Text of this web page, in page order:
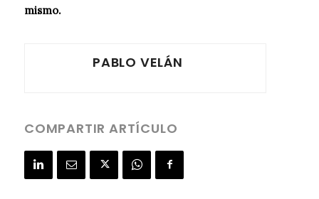
mismo.
PABLO VELÁN
COMPARTIR ARTÍCULO